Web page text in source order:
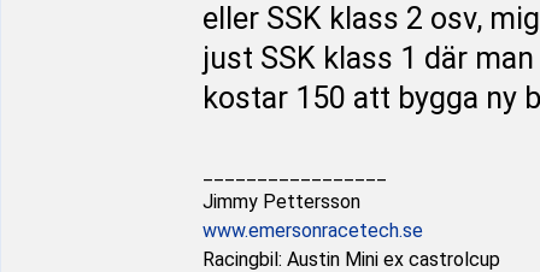
eller SSK klass 2 osv,
just SSK klass 1 där
kostar 150 att bygga ny
Jimmy Pettersson
www.emersonracetech.se
Racingbil: Austin Mini ex castrolcup